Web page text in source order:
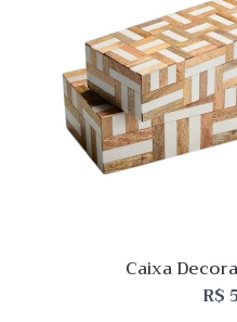
Caixa
R$